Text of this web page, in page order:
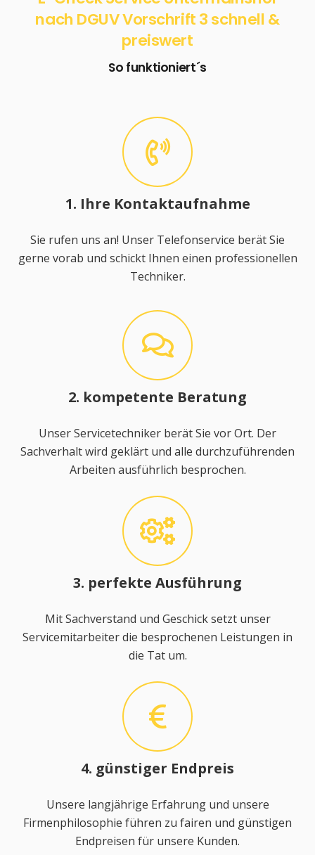
nach DGUV Vorschrift 3 schnell &
preiswert
So funktioniert´s
1. Ihre Kontaktaufnahme
Sie rufen uns an! Unser Telefonservice berät Sie
gerne vorab und schickt Ihnen einen professionellen
Techniker.
2. kompetente Beratung
Unser Servicetechniker berät Sie vor Ort. Der
Sachverhalt wird geklärt und alle durchzuführenden
Arbeiten ausführlich besprochen.
3. perfekte Ausführung
Mit Sachverstand und Geschick setzt unser
Servicemitarbeiter die besprochenen Leistungen in
die Tat um.
4. günstiger Endpreis
Unsere langjährige Erfahrung und unsere
Firmenphilosophie führen zu fairen und günstigen
Endpreisen für unsere Kunden.